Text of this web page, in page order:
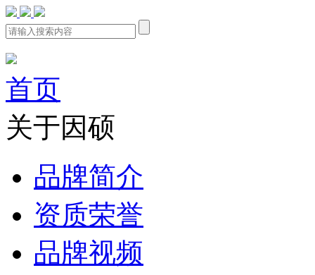
首页
关于因硕
品牌简介
资质荣誉
品牌视频